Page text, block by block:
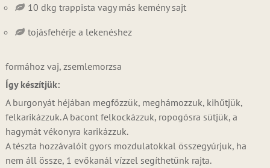
10 dkg trappista vagy más kemény sajt
tojásfehérje a lekenéshez
formához vaj, zsemlemorzsa
Így készítjük:
A burgonyát héjában megfőzzük, meghámozzuk, kihűtjük,
felkarikázzuk. A bacont felkockázzuk, ropogósra sütjük, a
hagymát vékonyra karikázzuk.
A tészta hozzávalóit gyors mozdulatokkal összegyúrjuk, ha
nem áll össze, 1 evőkanál vízzel segíthetünk rajta.